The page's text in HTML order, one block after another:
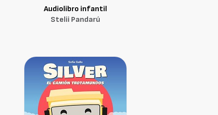
Audiolibro infantil
Stelii Pandarú